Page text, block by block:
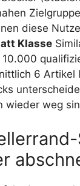
diese
Klasse
10.000
6 Artikel
wieder weg